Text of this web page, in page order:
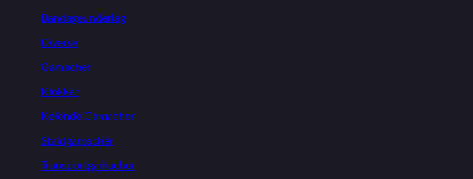
Bandageunderlag
Diverse
Gamacher
Klokker
Kølende Gamacher
Staldgamacher
Transportgamacher